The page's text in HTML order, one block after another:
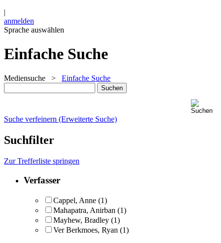
|
anmelden
Sprache auswählen
Einfache Suche
Mediensuche > Einfache Suche
Suche verfeinern (Erweiterte Suche)
Suchfilter
Zur Trefferliste springen
Verfasser
Cappel, Anne (1)
Mahapatra, Anirban (1)
Mayhew, Bradley (1)
Ver Berkmoes, Ryan (1)